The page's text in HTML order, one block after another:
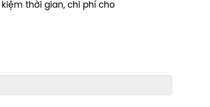
thời gian, chi phí cho